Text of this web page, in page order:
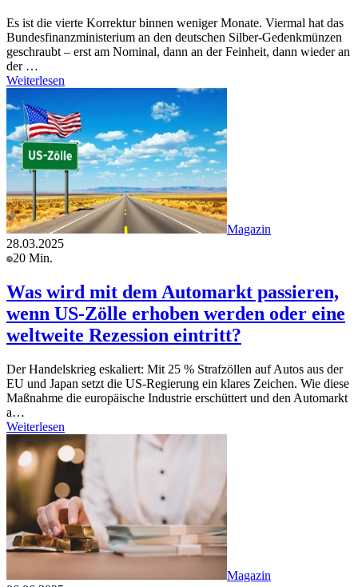
Es ist die vierte Korrektur binnen weniger Monate. Viermal hat das
Bundesfinanzministerium an den deutschen Silber-Gedenkmünzen
geschraubt – erst am Nominal, dann an der Feinheit, dann wieder an
der …
Weiterlesen
Magazin
28.03.2025
20 Min.
Was wird mit dem Automarkt passieren,
wenn US-Zölle erhoben werden oder eine
weltweite Rezession eintritt?
Der Handelskrieg eskaliert: Mit 25 % Strafzöllen auf Autos aus der
EU und Japan setzt die US-Regierung ein klares Zeichen. Wie diese
Maßnahme die europäische Industrie erschüttert und den Automarkt
a…
Weiterlesen
Magazin